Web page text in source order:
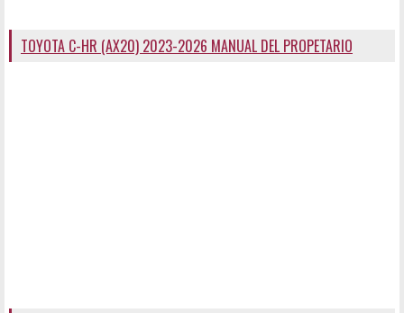
TOYOTA C-HR (AX20) 2023-2026 MANUAL DEL PROPETARIO